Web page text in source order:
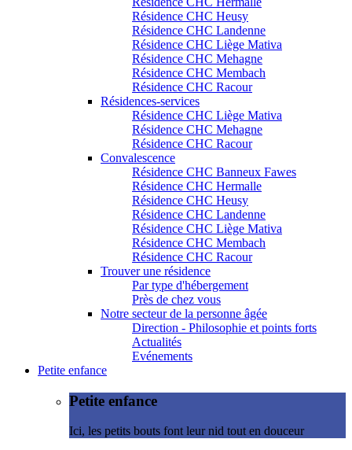
Résidence CHC Heusy
Résidence CHC Landenne
Résidence CHC Liège Mativa
Résidence CHC Mehagne
Résidence CHC Membach
Résidence CHC Racour
Résidences-services
Résidence CHC Liège Mativa
Résidence CHC Mehagne
Résidence CHC Racour
Convalescence
Résidence CHC Banneux Fawes
Résidence CHC Hermalle
Résidence CHC Heusy
Résidence CHC Landenne
Résidence CHC Liège Mativa
Résidence CHC Membach
Résidence CHC Racour
Trouver une résidence
Par type d'hébergement
Près de chez vous
Notre secteur de la personne âgée
Direction - Philosophie et points forts
Actualités
Evénements
Petite enfance
Petite enfance
Ici, les petits bouts font leur nid tout en douceur